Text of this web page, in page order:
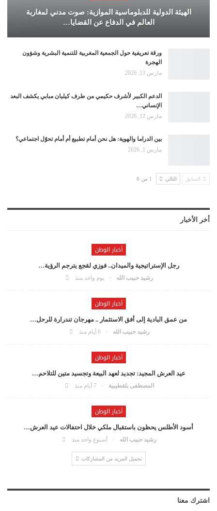
الهيئة الدولية للدبلوماسية الموازية: صوت مدني لمغاربة
العالم في الدفاع عن القضايا…
ورقة تعريفية حول الجمعية المغربية للتنمية البشرية وشؤون
الهجرة
مارس 13, 2026
الدعم الكبير لأشرف حكيمي من طرف كيليان مبابي يكشف البعد
الإنساني…
مارس 12, 2026
بين الدراما والهوية: هل نحن أمام تطبيع أم أمام تحوّل اجتماعي؟
مارس 1, 2026
السابق التالي 1 من 8
أخر الأخبار
أخبار الوطن
رجل الإستراتيجية والميدان.. فوزي لقجع يترجم الرؤية…
رشيد حبيب الله يوم واحد منذ
أخبار الوطن
من عمق البادية إلى أفق الاستثمار .. مهرجان تندرارة للرحل…
رشيد حبيب الله 6 أيام منذ
أخبار الوطن
عيد العرش المجيد: تجديد لعهد البيعة وتجسيد متين للتلاحم…
المصطفى بلقطيبية 7 أيام منذ
أخبار الوطن
أسود الأطلس يحظون باستقبال ملكي خلال احتفالات عيد العرش…
رشيد حبيب الله أسبوع واحد منذ
تحميل المزيد من المشاركات
اشترك معنا